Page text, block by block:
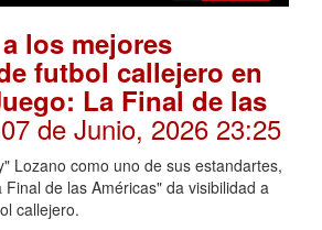
los mejores
futbol callejero en
La Final de las
de Junio, 2026 23:25
Lozano como uno de sus estandartes,
Final de las Américas" da visibilidad a
callejero.